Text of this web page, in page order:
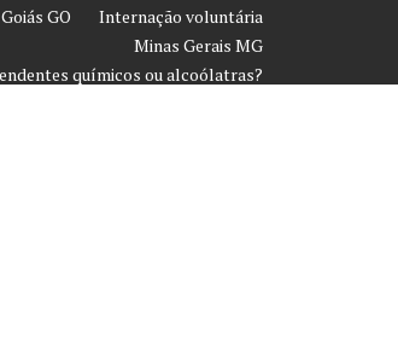
Goiás GO
Internação voluntária
Minas Gerais MG
químicos ou alcoólatras?